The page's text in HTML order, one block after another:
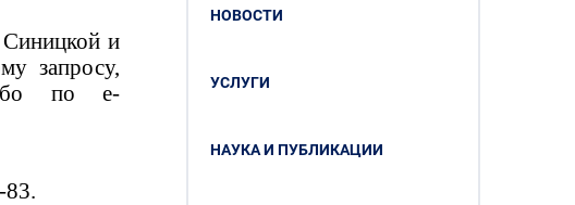
Синицкой и
запросу,
по e-
83.
НОВОСТИ
УСЛУГИ
НАУКА И ПУБЛИКАЦИИ